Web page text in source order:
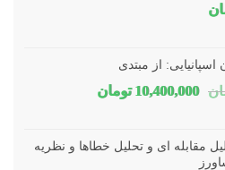
از مبتدی
قیمت
بود.
10,400,000 تومانقیمت
است.
مقابله ای و تحلیل خطاها و نظریه